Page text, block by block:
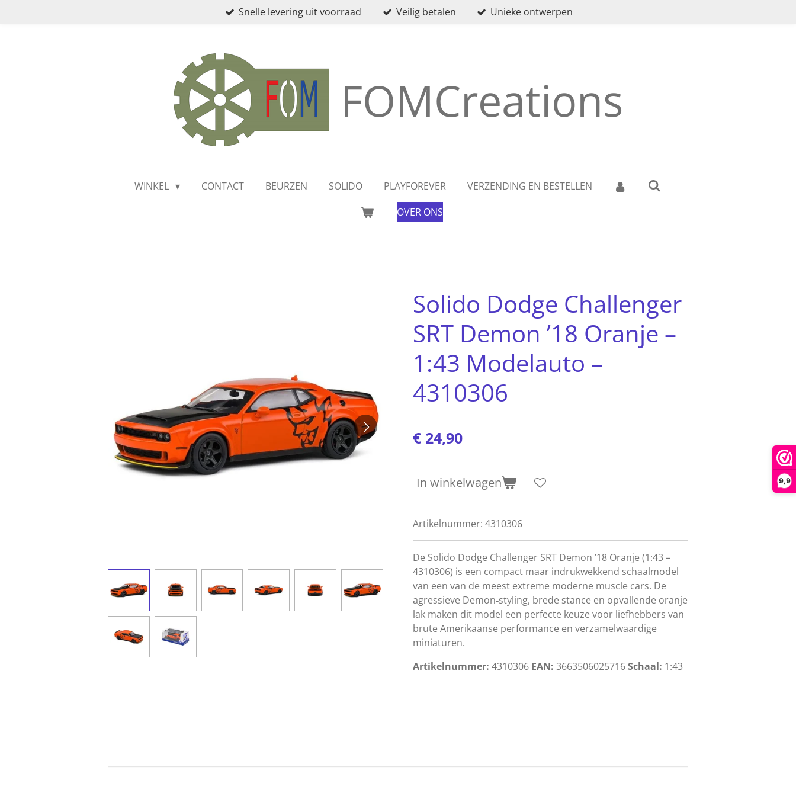
9,9
Snelle levering uit voorraad Veilig betalen Unieke ontwerpen
FOMCreations
WINKEL CONTACT BEURZEN SOLIDO PLAYFOREVER
VERZENDING EN BESTELLEN
OVER ONS
Solido Dodge Challenger
SRT Demon ’18 Oranje –
1:43 Modelauto –
4310306
€ 24,90
In winkelwagen
Artikelnummer: 4310306
De Solido Dodge Challenger SRT Demon ’18 Oranje (1:43 –
4310306) is een compact maar indrukwekkend schaalmodel
van een van de meest extreme moderne muscle cars. De
agressieve Demon‑styling, brede stance en opvallende oranje
lak maken dit model een perfecte keuze voor liefhebbers van
brute Amerikaanse performance en verzamelwaardige
miniaturen.
Artikelnummer: 4310306 EAN: 3663506025716Schaal: 1:43